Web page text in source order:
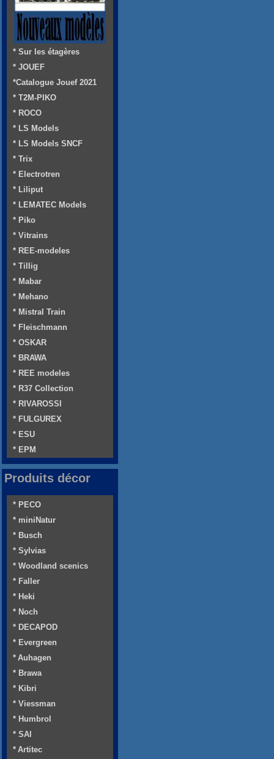
* Sur les étagères
* JOUEF
*Catalogue Jouef 2021
* T2M-PIKO
* ROCO
* LS Models
* LS Models SNCF
* Trix
* Electrotren
* Liliput
* LEMATEC Models
* Piko
* Vitrains
* REE-modeles
* Tillig
* Mabar
* Mehano
* Mistral Train
* Fleischmann
* OSKAR
* BRAWA
* REE modeles
* R37 Collection
* RIVAROSSI
* FULGUREX
* ESU
* EPM
Produits décor
* PECO
* miniNatur
* Busch
* Sylvias
* Woodland scenics
* Faller
* Heki
* Noch
* DECAPOD
* Evergreen
* Auhagen
* Brawa
* Kibri
* Viessman
* Humbrol
* SAI
* Artitec